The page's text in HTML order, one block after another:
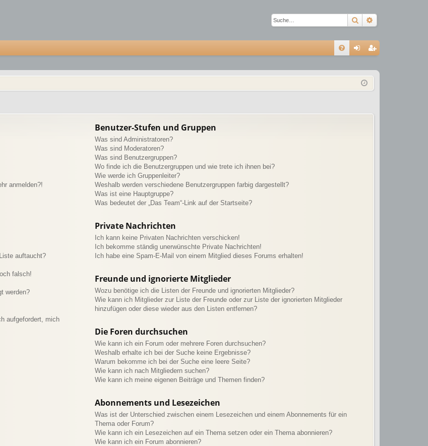
Suche
Q m ist
anmelden?!
auftaucht?
falsch!
werden?
aufgefordert, mich
Benutzer-Stufen und Gruppen
Was sind Administratoren?
Was sind Moderatoren?
Was sind Benutzergruppen?
Wo finde ich die Benutzergruppen und wie trete ich ihnen bei?
Wie werde ich Gruppenleiter?
Weshalb werden verschiedene Benutzergruppen farbig dargestellt?
Was ist eine Hauptgruppe?
Was bedeutet der „Das Team“-Link auf der Startseite?
Private Nachrichten
Ich kann keine Privaten Nachrichten verschicken!
Ich bekomme ständig unerwünschte Private Nachrichten!
Ich habe eine Spam-E-Mail von einem Mitglied dieses Forums erhalten!
Freunde und ignorierte Mitglieder
Wozu benötige ich die Listen der Freunde und ignorierten Mitglieder?
Wie kann ich Mitglieder zur Liste der Freunde oder zur Liste der ignorierten Mitglieder
hinzufügen oder diese wieder aus den Listen entfernen?
Die Foren durchsuchen
Wie kann ich ein Forum oder mehrere Foren durchsuchen?
Weshalb erhalte ich bei der Suche keine Ergebnisse?
Warum bekomme ich bei der Suche eine leere Seite?
Wie kann ich nach Mitgliedern suchen?
Wie kann ich meine eigenen Beiträge und Themen finden?
Abonnements und Lesezeichen
Was ist der Unterschied zwischen einem Lesezeichen und einem Abonnements für ein
Thema oder Forum?
Wie kann ich ein Lesezeichen auf ein Thema setzen oder ein Thema abonnieren?
Wie kann ich ein Forum abonnieren?